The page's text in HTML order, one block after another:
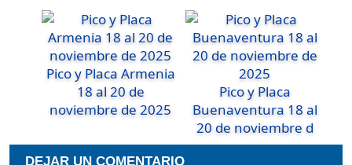
Pico y Placa Armenia
18 al 20 de
noviembre de 2025
Pico y Placa
Buenaventura 18 al
20 de noviembre d
DEJAR UN COMENTARIO